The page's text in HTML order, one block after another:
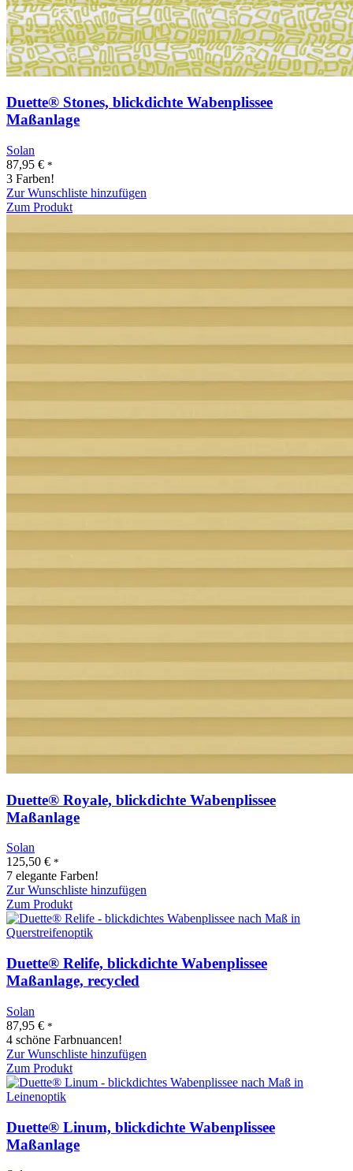
Duette® Stones, blickdichte Wabenplissee
Maßanlage
Solan
87,95 € *
3 Farben!
Zur Wunschliste hinzufügen
Zum Produkt
Duette® Royale, blickdichte Wabenplissee
Maßanlage
Solan
125,50 € *
7 elegante Farben!
Zur Wunschliste hinzufügen
Zum Produkt
Duette® Relife, blickdichte Wabenplissee
Maßanlage, recycled
Solan
87,95 € *
4 schöne Farbnuancen!
Zur Wunschliste hinzufügen
Zum Produkt
Duette® Linum, blickdichte Wabenplissee
Maßanlage